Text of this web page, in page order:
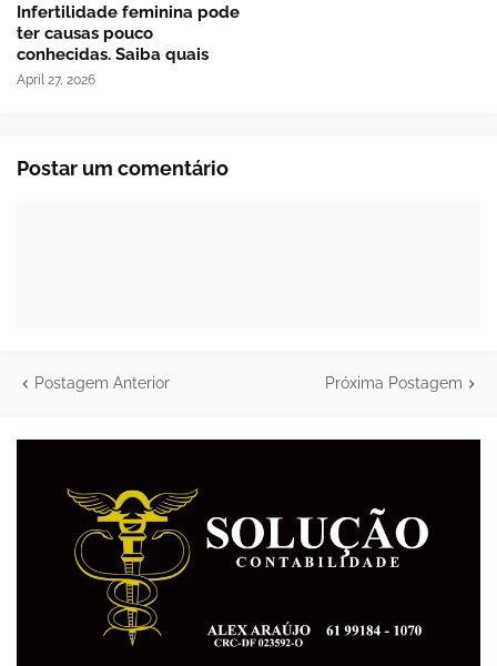
Infertilidade feminina pode
ter causas pouco
conhecidas. Saiba quais
April 27, 2026
Postar um comentário
Postagem Anterior Próxima Postagem